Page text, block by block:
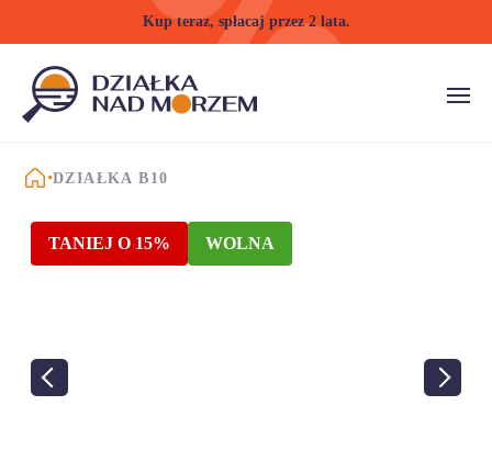
Kup teraz, spłacaj przez 2 lata.
STRONA GŁÓWNA
DZIAŁKA B10
TANIEJ O 15% WOLNA